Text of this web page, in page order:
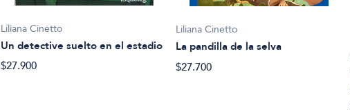
Liliana Cinetto
Un detective suelto en el estadio
$27.900
Liliana Cinetto
La pandilla de la selva
$27.700